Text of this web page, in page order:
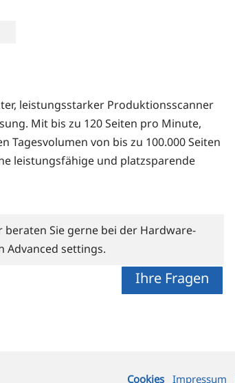
leis­tungs­star­ker Pro­duk­ti­ons­scan­ner
Mit bis zu 120 Sei­ten pro Minu­te,
Tages­vo­lu­men von bis zu 100.000 Sei­ten
leis­tungs­fä­hi­ge und platz­spa­ren­de
beraten Sie gerne bei der Hardware-
Advanced settings.
Ihre Fragen
Cookies Impressum